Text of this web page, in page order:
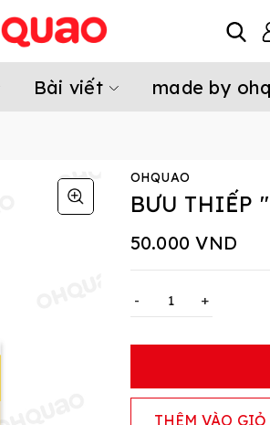
Bài viết made by
OHQUAO
BƯU THIẾP
50.000 VND
- +
THÊM VÀO